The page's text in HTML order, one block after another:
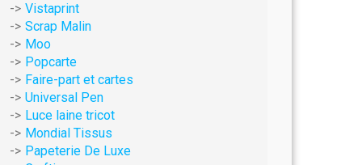
Vistaprint
Scrap Malin
Moo
Popcarte
Faire-part et cartes
Universal Pen
Luce laine tricot
Mondial Tissus
Papeterie De Luxe